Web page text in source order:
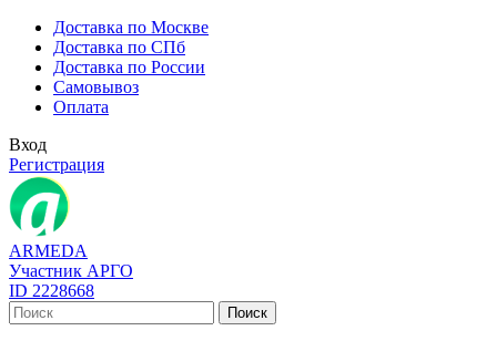
Доставка по Москве
Доставка по СПб
Доставка по России
Самовывоз
Оплата
Вход
Регистрация
ARMEDA
Участник АРГО
ID 2228668
Поиск